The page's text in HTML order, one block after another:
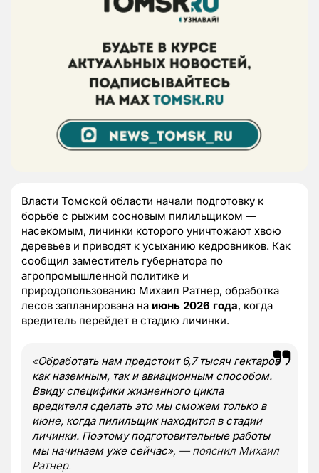
Власти Томской области начали подготовку к
борьбе с рыжим сосновым пилильщиком —
насекомым, личинки которого уничтожают хвою
деревьев и приводят к усыханию кедровников. Как
сообщил заместитель губернатора по
агропромышленной политике и
природопользованию Михаил Ратнер, обработка
лесов запланирована на июнь 2026 года, когда
вредитель перейдет в стадию личинки.
«Обработать нам предстоит 6,7 тысяч гектаров
как наземным, так и авиационным способом.
Ввиду специфики жизненного цикла
вредителя сделать это мы сможем только в
июне, когда пилильщик находится в стадии
личинки. Поэтому подготовительные работы
мы начинаем уже сейчас», — пояснил Михаил
Ратнер.